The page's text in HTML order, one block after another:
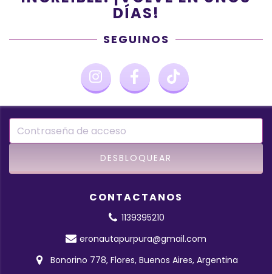
DÍAS!
SEGUINOS
CONTACTANOS
1139395210
eronautapurpura@gmail.com
Bonorino 778, Flores, Buenos Aires, Argentina